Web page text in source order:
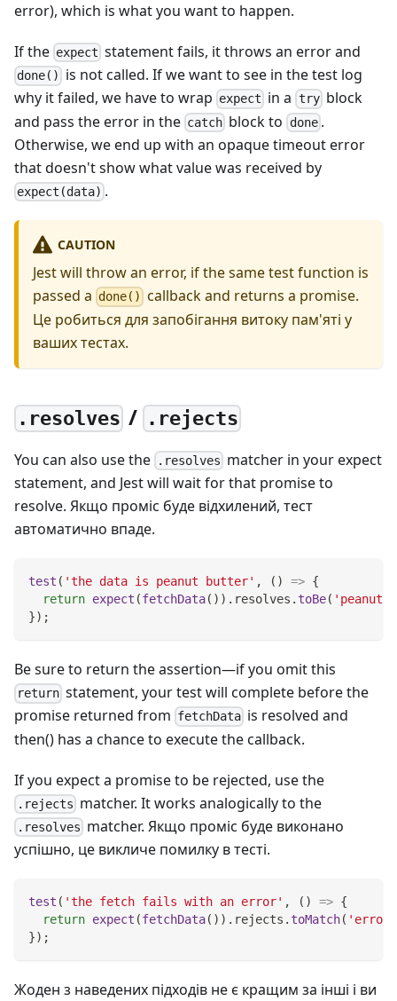
error), which is what you want to happen.
If the expect statement fails, it throws an error and
done()
is not called. If we want to see in the test log
why it failed, we have to wrap expect in a tryblock
and pass the error in the catch block to done.
Otherwise, we end up with an opaque timeout error
that doesn't show what value was received by
expect(data) .
CAUTION
Jest will throw an error, if the same test function is
passed a done() callback and returns a promise.
Це робиться для запобігання витоку пам'яті у
ваших тестах.
.resolves / .rejects
You can also use the .resolves matcher in your expect
statement, and Jest will wait for that promise to
resolve. Якщо проміс буде відхилений, тест
автоматично впаде.
test ( 'the data is peanut butter' , ( ) => {
return expect (fetchData( ) ) . resolves . toBe( 'peanut
}) ;
Be sure to return the assertion—if you omit this
return statement, your test will complete before the
promise returned from fetchData is resolved and
then() has a chance to execute the callback.
If you expect a promise to be rejected, use the
.rejects matcher. It works analogically to the
.resolves matcher. Якщо проміс буде виконано
успішно, це викличе помилку в тесті.
test ( 'the fetch fails with an error' , ( ) => {
return expect (fetchData( ) ) . rejects . toMatch( 'error'
}) ;
Жоден з наведених підходів не є кращим за інші і ви